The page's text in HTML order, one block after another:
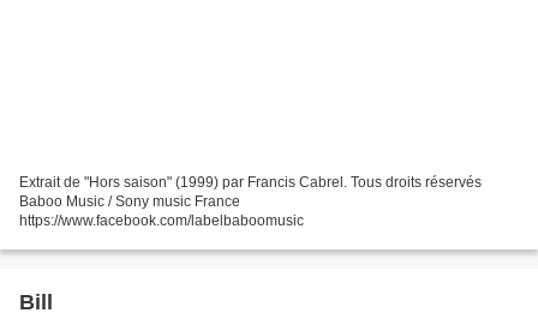
Extrait de "Hors saison" (1999) par Francis Cabrel. Tous droits réservés
Baboo Music / Sony music France
https://www.facebook.com/labelbaboomusic
Bill